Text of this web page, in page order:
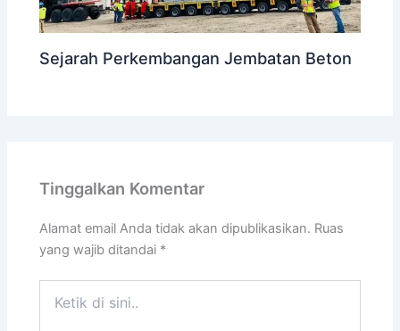
Sejarah Perkembangan Jembatan Beton
Tinggalkan Komentar
Alamat email Anda tidak akan dipublikasikan. Ruas
yang wajib ditandai *